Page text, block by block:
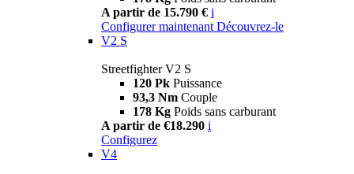
A partir de 15.790 € i
Configurer maintenant Découvrez-le
V2 S
Streetfighter V2 S
120 Pk Puissance
93,3 Nm Couple
178 Kg Poids sans carburant
A partir de €18.290 i
Configurez
V4